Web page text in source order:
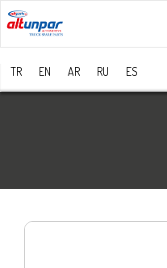
TR EN AR RU ES